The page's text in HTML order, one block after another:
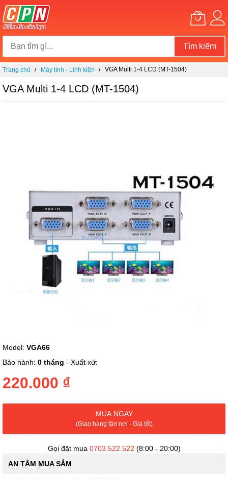
Tìm kiếm
Chuyển
nội
Trang chủ Máy tính - Linh kiện VGA Multi 1-4 LCD (MT-1504)
VGA Multi 1-4 LCD (MT-1504)
đến
phần
của
thư
Model: VGA66
Bảo hành: 0 tháng - Xuất xứ:
220.000 ₫
MUA NGAY
(Giao hàng tận nơi - Giá tốt)
Gọi đặt mua 0703.522.522 (8:00 - 20:00)
AN TÂM MUA SẮM